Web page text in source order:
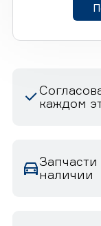
каждом
наличии